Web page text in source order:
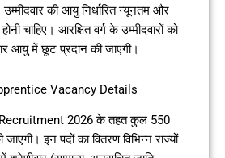
की आयु निर्धारित न्यूनतम और
चाहिए। आरक्षित वर्ग के उम्मीदवारों को
आयु में छूट प्रदान की जाएगी।
Vacancy Details
2026 के तहत कुल 550
इन पदों का वितरण विभिन्न राज्यों